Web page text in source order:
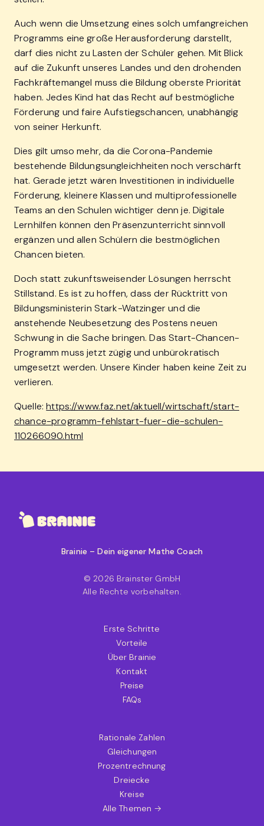
Auch wenn die Umsetzung eines solch umfangreichen
Programms eine große Herausforderung darstellt,
darf dies nicht zu Lasten der Schüler gehen. Mit Blick
auf die Zukunft unseres Landes und den drohenden
Fachkräftemangel muss die Bildung oberste Priorität
haben. Jedes Kind hat das Recht auf bestmögliche
Förderung und faire Aufstiegschancen, unabhängig
von seiner Herkunft.
Dies gilt umso mehr, da die Corona-Pandemie
bestehende Bildungsungleichheiten noch verschärft
hat. Gerade jetzt wären Investitionen in individuelle
Förderung, kleinere Klassen und multiprofessionelle
Teams an den Schulen wichtiger denn je. Digitale
Lernhilfen können den Präsenzunterricht sinnvoll
ergänzen und allen Schülern die bestmöglichen
Chancen bieten.
Doch statt zukunftsweisender Lösungen herrscht
Stillstand. Es ist zu hoffen, dass der Rücktritt von
Bildungsministerin Stark-Watzinger und die
anstehende Neubesetzung des Postens neuen
Schwung in die Sache bringen. Das Start-Chancen-
Programm muss jetzt zügig und unbürokratisch
umgesetzt werden. Unsere Kinder haben keine Zeit zu
verlieren.
Quelle:https://www.faz.net/aktuell/wirtschaft/start-
chance-programm-fehlstart-fuer-die-schulen-
110266090.html
Brainie – Dein eigener Mathe Coach
© 2026 Brainster GmbH
Alle Rechte vorbehalten.
Erste Schritte
Vorteile
Über Brainie
Kontakt
Preise
FAQs
Rationale Zahlen
Gleichungen
Prozentrechnung
Dreiecke
Kreise
Alle Themen →